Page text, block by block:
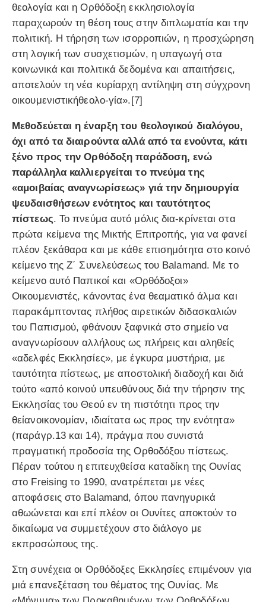
θεολογία και η Ορθόδοξη εκκλησιολογία
παραχωρούν τη θέση τους στην διπλωματία και την
πολιτική. Η τήρηση των ισορροπιών, η προσχώρηση
στη λογική των συσχετισμών, η υπαγωγή στα
κοινωνικά και πολιτικά δεδομένα και απαιτήσεις,
αποτελούν τη νέα κυρίαρχη αντίληψη στη σύγχρονη
οικουμενιστικήθεολο-γία».[7]
Μεθοδεύεται η έναρξη του θεολογικού διαλόγου,
όχι από τα διαιρούντα αλλά από τα ενούντα, κάτι
ξένο προς την Ορθόδοξη παράδοση, ενώ
παράλληλα καλλιεργείται το πνεύμα της
«αμοιβαίας αναγνωρίσεως» γιά την δημιουργία
ψευδαισθήσεων ενότητος και ταυτότητος
πίστεως. Το πνεύμα αυτό μόλις δια-κρίνεται στα
πρώτα κείμενα της Μικτής Επιτροπής, για να φανεί
πλέον ξεκάθαρα και με κάθε επισημότητα στο κοινό
κείμενο της Ζ΄ Συνελεύσεως του Balamand. Με το
κείμενο αυτό Παπικοί και «Ορθόδοξοι»
Οικουμενιστές, κάνοντας ένα θεαματικό άλμα και
παρακάμπτοντας πλήθος αιρετικών διδασκαλιών
του Παπισμού, φθάνουν ξαφνικά στο σημείο να
αναγνωρίσουν αλλήλους ως πλήρεις και αληθείς
«αδελφές Εκκλησίες», με έγκυρα μυστήρια, με
ταυτότητα πίστεως, με αποστολική διαδοχή και διά
τούτο «από κοινού υπευθύνους διά την τήρησιν της
Εκκλησίας του Θεού εν τη πιστότητι προς την
θείανοικονομίαν, ιδιαίτατα ως προς την ενότητα»
(παράγρ.13 και 14), πράγμα που συνιστά
πραγματική προδοσία της Ορθοδόξου πίστεως.
Πέραν τούτου η επιτευχθείσα καταδίκη της Ουνίας
στο Freising το 1990, ανατρέπεται με νέες
αποφάσεις στο Balamand, όπου πανηγυρικά
αθωώνεται και επί πλέον οι Ουνίτες αποκτούν το
δικαίωμα να συμμετέχουν στο διάλογο με
εκπροσώπους της.
Στη συνέχεια οι Ορθόδοξες Εκκλησίες επιμένουν για
μιά επανεξέταση του θέματος της Ουνίας. Με